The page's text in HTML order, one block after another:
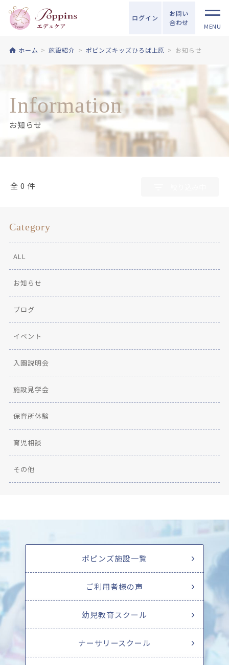
ログイン
お問い
合わせ
MENU
ホーム 施設紹介 ポピンズキッズひろば上原 お知らせ
Information
お知らせ
全 0 件
Category
ALL
お知らせ
ブログ
イベント
入園説明会
施設見学会
保育所体験
育児相談
その他
ポピンズ施設一覧
ご利用者様の声
幼児教育スクール
ナーサリースクール